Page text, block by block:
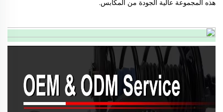
هذه المجموعة عالية الجودة من المكابس.